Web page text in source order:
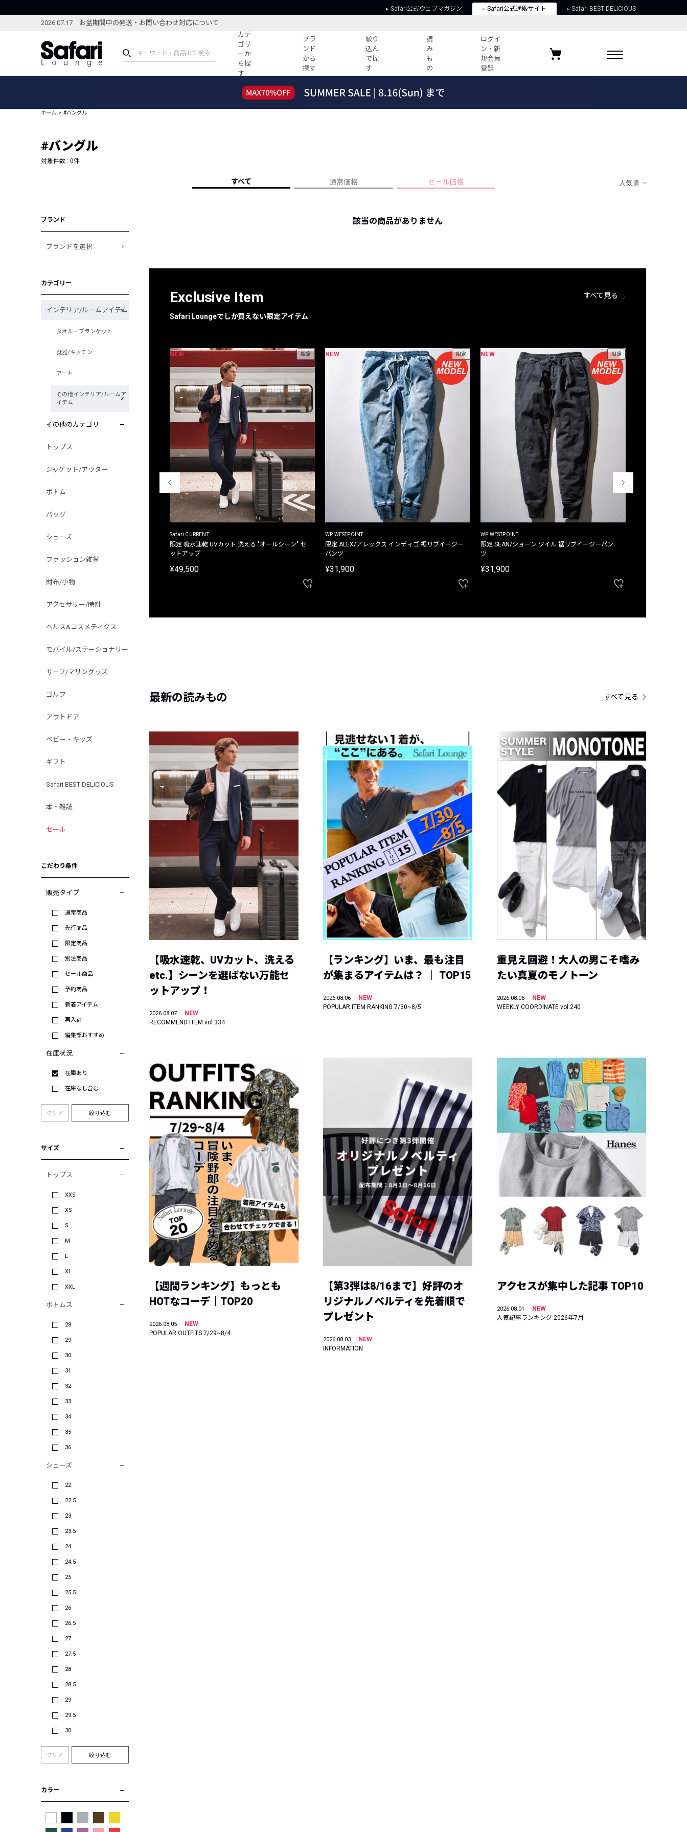
Safari公式ウェブマガジン Safari公式通販サイト Safari BEST DELICIOUS
2026.07.17 お盆期間中の発送・お問い合わせ対応について
カテ
ゴリ
ーか
ら探
す
ブラ
ンド
から
探す
絞り
込ん
で探
す
読
み
も
の
ログイ
ン・新
規会員
登録
ブランドから探す
新着アイテム
編集部のおすすめアイテム
すべての記事
人気記事ランキング
フォーカスブランド
プライバシーポリシー
お気に入りブランド
ホーム #バングル
#バングル
対象件数 : 0件
すべて 通常価格 セール価格 人気順
ブランド
ブランドを選択
カテゴリー
インテリア/ルームアイテム
タオル・ブランケット
食器/キッチン
アート
その他インテリア/ルームア
イテム
その他のカテゴリ
トップス
ジャケット/アウター
ボトム
バッグ
シューズ
ファッション雑貨
財布/小物
アクセサリー/時計
ヘルス&コスメティクス
モバイル/ステーショナリー
サーフ/マリングッズ
ゴルフ
アウトドア
ベビー・キッズ
ギフト
Safari BEST DELICIOUS
本・雑誌
セール
こだわり条件
販売タイプ
通常商品
先行商品
限定商品
別注商品
セール商品
予約商品
新着アイテム
再入荷
編集部おすすめ
在庫状況
在庫あり
在庫なし含む
クリア 絞り込む
サイズ
トップス
XXS
XS
S
M
L
XL
XXL
ボトムス
28
29
30
31
32
33
34
35
36
シューズ
22
22.5
23
23.5
24
24.5
25
25.5
26
26.5
27
27.5
28
28.5
29
29.5
30
クリア 絞り込む
カラー
該当の商品がありません
Exclusive Item
Safari Loungeでしか買えない限定アイテム
すべて見る
NEW 限定
Safari CURRENT
限定 吸水速乾 UVカット 洗える "オールシーン" セ
ットアップ
¥49,500
NEW 限定
WP WESTPOINT
限定 ALEX/アレックス インディゴ 裾リブイージー
パンツ
¥31,900
NEW 限定
WP WESTPOINT
限定 SEAN/ショーン ツイル 裾リブイージーパン
ツ
¥31,900
最新の読みもの すべて見る
【吸水速乾、UVカット、洗える
etc.】シーンを選ばない万能セ
ットアップ！
2026.08.07
NEW
RECOMMEND ITEM vol.334
【ランキング】いま、最も注目
が集まるアイテムは？ ｜ TOP15
2026.08.06
NEW
POPULAR ITEM RANKING 7/30~8/5
重見え回避！大人の男こそ嗜み
たい真夏のモノトーン
2026.08.06
NEW
WEEKLY COORDINATE vol.240
【週間ランキング】もっとも
HOTなコーデ｜TOP20
2026.08.05
NEW
POPULAR OUTFITS 7/29~8/4
【第3弾は8/16まで】好評のオ
リジナルノベルティを先着順で
プレゼント
2026.08.03
NEW
INFORMATION
アクセスが集中した記事 TOP10
2026.08.01
NEW
人気記事ランキング 2026年7月